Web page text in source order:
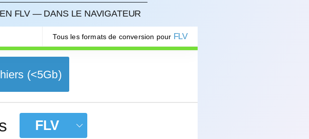
FLV — DANS LE NAVIGATEUR
Tous les formats de conversion pour FLV
(<5Gb)
FLV